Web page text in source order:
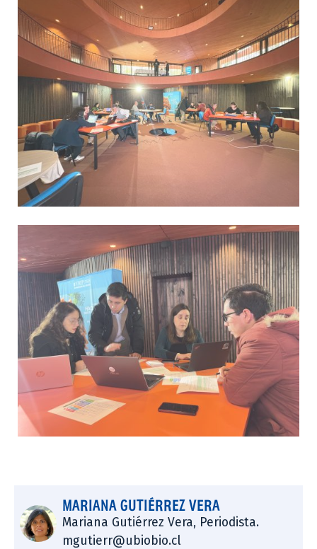
MARIANA GUTIÉRREZ VERA
Mariana Gutiérrez Vera, Periodista.
mgutierr@ubiobio.cl